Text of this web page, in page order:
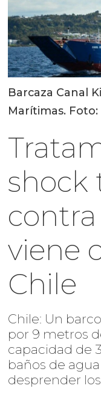
Barcaza Canal
Marítimas.
shock
contra
viene
Chile
Chile: Un
por 9 metros
capacidad de
baños de
desprender